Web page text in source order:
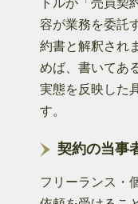
容が業務を委託
約書と解釈され
めば、書いてあ
実態を反映した
す。
契約の当事
フリーランス・